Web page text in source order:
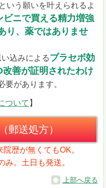
いう願いを叶えられるよ
ビニで買える精力増強
り、薬ではありませ
込みによるプラセボ効
改善が証明されたわけ
要があります。
ついて 】
郵送処方）
歴が無くてもOK。
み。土日も発送。
上部へ戻る